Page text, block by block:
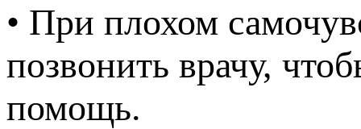
• При плохом
позвонить врачу,
помощь.